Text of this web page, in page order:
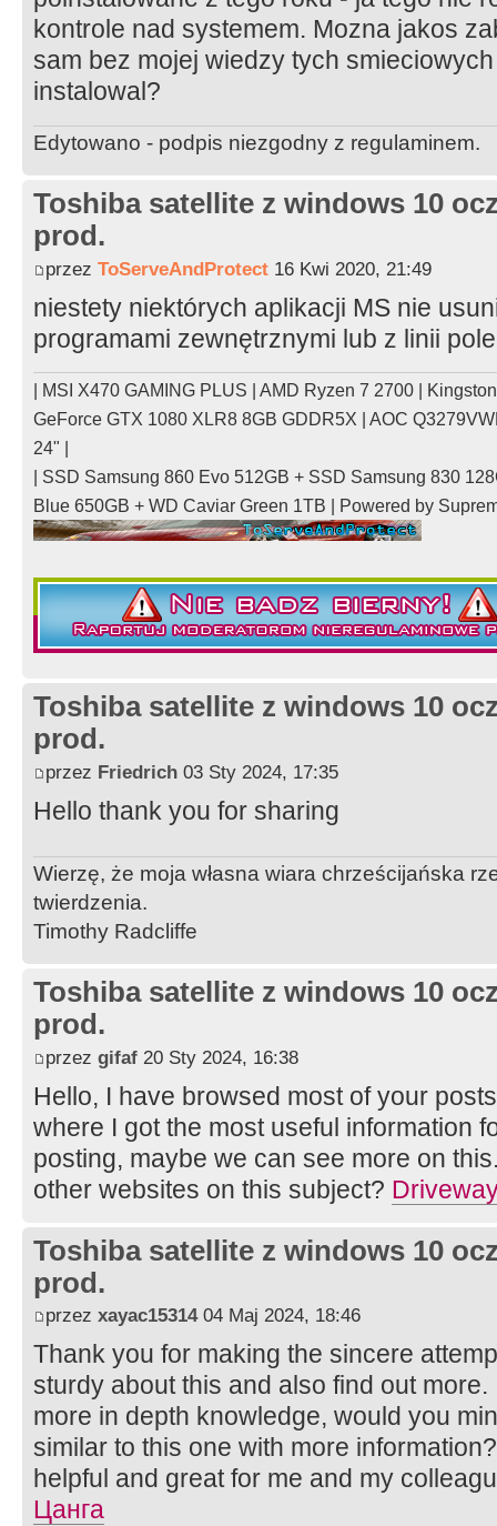
kontrole nad systemem. Mozna jakos
sam bez mojej wiedzy tych
instalowal?
Edytowano - podpis niezgodny z regulaminem.
Toshiba satellite z windows 10
prod.
przez ToServeAndProtect 16 Kwi 2020, 21:49
niestety niektórych aplikacji MS nie
programami zewnętrznymi lub z linii
| MSI X470 GAMING PLUS | AMD Ryzen 7 2700 |
GeForce GTX 1080 XLR8 8GB GDDR5X | AOC
24" |
| SSD Samsung 860 Evo 512GB + SSD Samsung 830
Blue 650GB + WD Caviar Green 1TB | Powered by
Toshiba satellite z windows 10
prod.
przez Friedrich 03 Sty 2024, 17:35
Hello thank you for sharing
Wierzę, że moja własna wiara chrześcijańska
twierdzenia.
Timothy Radcliffe
Toshiba satellite z windows 10
prod.
przez gifaf 20 Sty 2024, 16:38
Hello, I have browsed most of your
where I got the most useful information
posting, maybe we can see more on
other websites on this subject?
Toshiba satellite z windows 10
prod.
przez xayac1531404 Maj 2024, 18:46
Thank you for making the sincere
sturdy about this and also find out
more in depth knowledge, would you
similar to this one with more
helpful and great for me and my
Цанга